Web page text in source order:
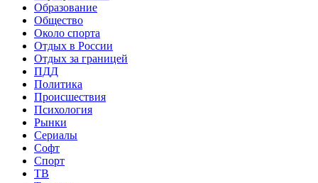
Образование
Общество
Около спорта
Отдых в России
Отдых за границей
ПДД
Политика
Происшествия
Психология
Рынки
Сериалы
Софт
Спорт
ТВ